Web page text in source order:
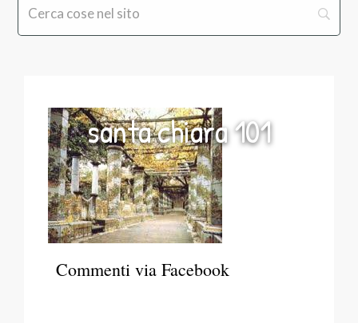
santa chiara 101
Commenti via Facebook